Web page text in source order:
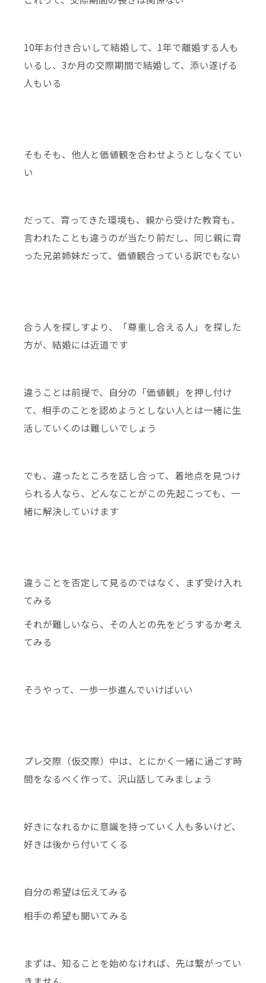
10年お付き合いして結婚して、1年で離婚する人も
いるし、3か月の交際期間で結婚して、添い遂げる
人もいる
そもそも、他人と価値観を合わせようとしなくてい
い
だって、育ってきた環境も、親から受けた教育も、
言われたことも違うのが当たり前だし、同じ親に育
った兄弟姉妹だって、価値観合っている訳でもない
合う人を探しすより、「尊重し合える人」を探した
方が、結婚には近道です
違うことは前提で、自分の「価値観」を押し付け
て、相手のことを認めようとしない人とは一緒に生
活していくのは難しいでしょう
でも、違ったところを話し合って、着地点を見つけ
られる人なら、どんなことがこの先起こっても、一
緒に解決していけます
違うことを否定して見るのではなく、まず受け入れ
てみる
それが難しいなら、その人との先をどうするか考え
てみる
そうやって、一歩一歩進んでいけばいい
プレ交際（仮交際）中は、とにかく一緒に過ごす時
間をなるべく作って、沢山話してみましょう
好きになれるかに意識を持っていく人も多いけど、
好きは後から付いてくる
自分の希望は伝えてみる
相手の希望も聞いてみる
まずは、知ることを始めなければ、先は繋がってい